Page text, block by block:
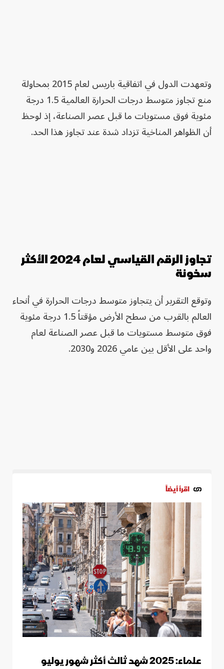
وتعهدت الدول في اتفاقية باريس لعام 2015 بمحاولة
منع تجاوز متوسط درجات الحرارة العالمية ​1.5 درجة
مئوية فوق مستويات ما قبل عصر الصناعة، إذ لوحظ
أن الظواهر المناخية تزداد شدة عند تجاوز هذا الحد.
تجاوز الرقم القياسي لعام 2024 الأكثر
سخونة
وتوقع التقرير أن يتجاوز متوسط درجات الحرارة في ⁠أنحاء
العالم بالقرب من سطح الأرض مؤقتاً 1.5 درجة مئوية
فوق متوسط مستويات ​ما قبل ​عصر الصناعة لعام
واحد على الأقل بين عامي 2026 و2030.
اقرأ أيضاً
علماء: 2025 شهد ثالث أكثر شهور يوليو